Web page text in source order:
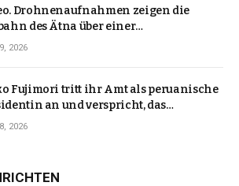
Drohnenaufnahmen zeigen die
des Ätna über einer
2026
Fujimori tritt ihr Amt als peruanische
an und verspricht, das
der Instabilität zu beenden
2026